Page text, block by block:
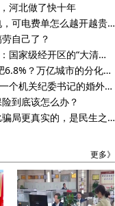
河北做了快十年
都说空调一直开更省电，可电费单怎么越开越贵？
自己了？
一则谣言与五张“红牌”：国家级经开区的“大清算”时刻
为什么佛山0.2%、合肥6.8%？万亿城市的分化，早在五年前就已注定
“朋友之间发着玩的”：一个机关纪委书记的婚外转账说明书
到底该怎么办？
一块磁铁卖爆背后：比骗局更真实的，是民生之困
更多》